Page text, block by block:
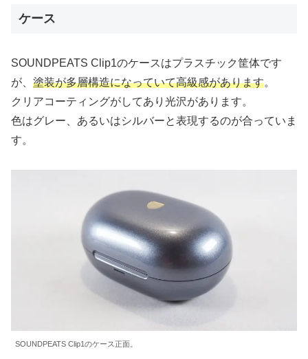
ケース
SOUNDPEATS Clip1のケースはプラスチック筐体です
が、 塗装が多層構造になっていて高級感があります。
クリアコーティングがしてあり光沢があります。
色はグレー、あるいはシルバーと表現するのが合っていま
す。
SOUNDPEATS Clip1のケース正面。